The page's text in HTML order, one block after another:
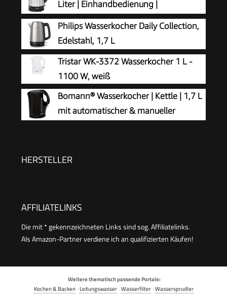
Liter | Einhandbedienung |
Edelstahlgehäuse | Kettle | Station mit
Kabelaufwicklung | Wasserkocher schwarz | WKS
3692 schwarz
Philips Wasserkocher Daily Collection,
Edelstahl, 1,7 L
Tristar WK-3372 Wasserkocher 1 L -
1100 W, weiß
Bomann® Wasserkocher | Kettle | 1,7 L
mit automatischer & manueller
CB
HERSTELLER
AFFILIATELINKS
Die mit * gekennzeichneten Links sind sog. Affiliatelinks.
Als Amazon-Partner verdiene ich an qualifizierten Käufen!
Weitere thematisch passende Portale:
Kochen & Backen·Leitungswasser·Wasserfilter·Wassersprudler